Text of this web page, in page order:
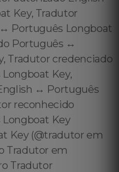
Key, Tradutor
Português Longboat
Português ↔️
Tradutor credenciado
Key,
↔️ Português
reconhecido
Key
Key (@tradutor em
Tradutor em
Tradutor